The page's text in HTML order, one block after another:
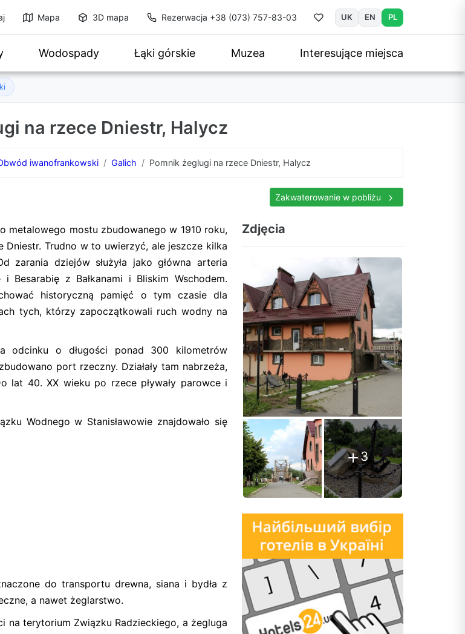
Mapa 3D mapa Rezerwacja +38 (073) 757-83-03 UK EN PL
Wodospady Łąki górskie Muzea Interesujące miejsca
na rzece Dniestr, Halycz
iwanofrankowski Galich Pomnik żeglugi na rzece Dniestr, Halycz
Zakwaterowanie w pobliżu
metalowego mostu zbudowanego w 1910 roku,
Trudno w to uwierzyć, ale jeszcze kilka
zarania dziejów służyła jako główna arteria
Besarabię z Bałkanami i Bliskim Wschodem.
historyczną pamięć o tym czasie dla
tych, którzy zapoczątkowali ruch wodny na
odcinku o długości ponad 300 kilometrów
port rzeczny. Działały tam nabrzeża,
lat 40. XX wieku po rzece pływały parowce i
Wodnego w Stanisławowie znajdowało się
do transportu drewna, siana i bydła z
a nawet żeglarstwo.
na terytorium Związku Radzieckiego, a żegluga
Zdjęcia
3